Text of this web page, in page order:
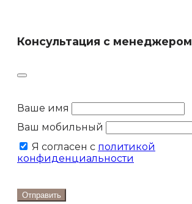
Консультация с менеджером
Ваше имя
Ваш мобильный
Я согласен с политикой
конфиденциальности
Отправить